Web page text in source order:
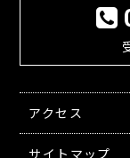
アクセス
サイトマップ